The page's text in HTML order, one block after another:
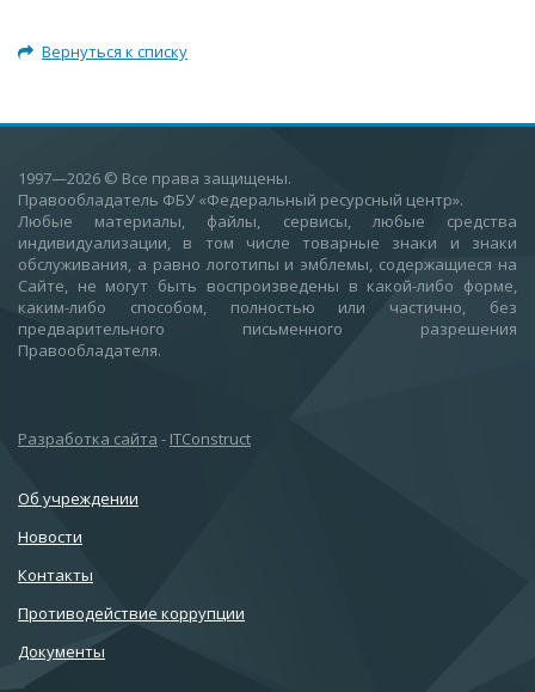
Вернуться к списку
1997—2026 © Все права защищены.
Правообладатель ФБУ «Федеральный ресурсный центр».
Любые материалы, файлы, сервисы, любые средства
индивидуализации, в том числе товарные знаки и знаки
обслуживания, а равно логотипы и эмблемы, содержащиеся на
Сайте, не могут быть воспроизведены в какой-либо форме,
каким-либо способом, полностью или частично, без
предварительного письменного разрешения
Правообладателя.
Разработка сайта - ITConstruct
Об учреждении
Новости
Контакты
Противодействие коррупции
Документы